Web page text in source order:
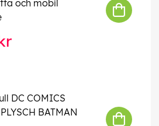
och mobil
DC COMICS
BATMAN